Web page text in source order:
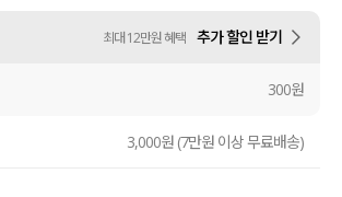
최대 12만원 혜택 추가 할인 받기
300원
3,000원 (7만원 이상 무료배송)